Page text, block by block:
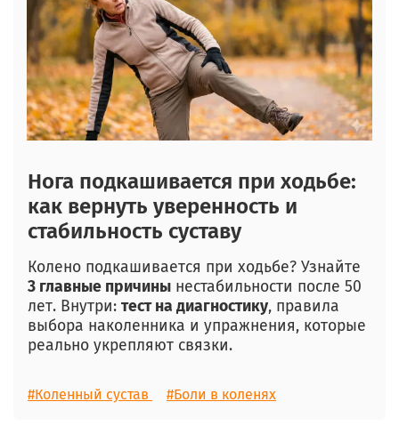
Нога подкашивается при ходьбе:
как вернуть уверенность и
стабильность суставу
Колено подкашивается при ходьбе? Узнайте
3 главные причины нестабильности после 50
лет. Внутри: тест на диагностику, правила
выбора наколенника и упражнения, которые
реально укрепляют связки.
#Коленный сустав #Боли в коленях